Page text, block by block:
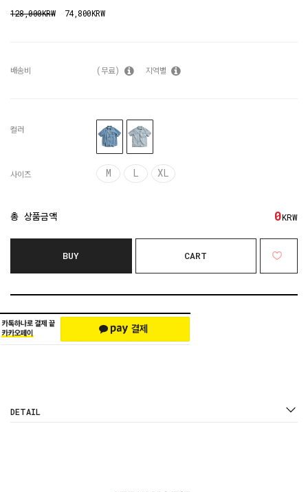
128,000KRW 74,800KRW
배송비 (무료) 지역별
컬러
사이즈 M L XL
총 상품금액 0KRW
BUY CART
DETAIL